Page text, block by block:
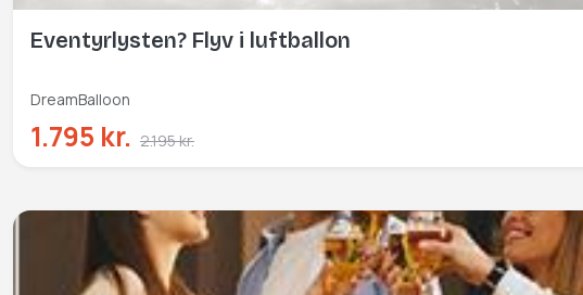
Eventyrlysten? Flyv i luftballon
DreamBalloon
1.795 kr. 2.195 kr.